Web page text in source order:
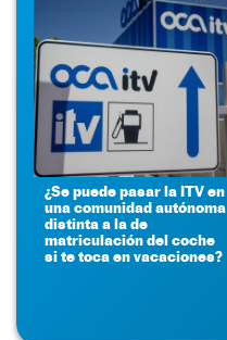
¿Se puede pasar la ITV en
una comunidad autónoma
distinta a la de
matriculación del coche
si te toca en vacaciones?